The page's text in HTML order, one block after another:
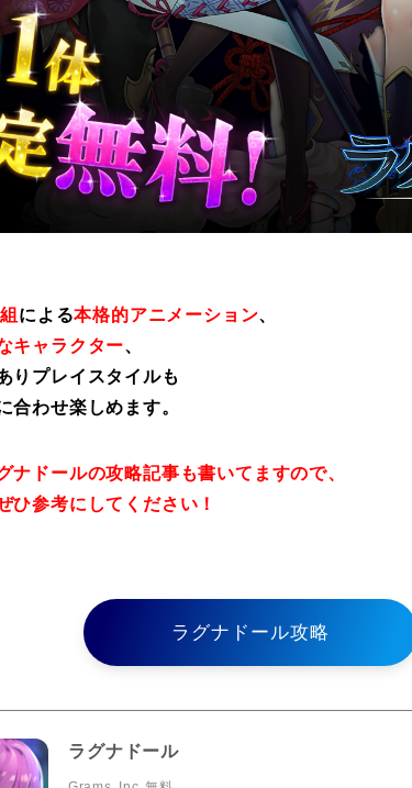
による本格的アニメーション、
キャラクター、
りプレイスタイルも
合わせ楽しめます。
ナドールの攻略記事も書いてますので、
ひ参考にしてください！
ラグナドール攻略
ラグナドール